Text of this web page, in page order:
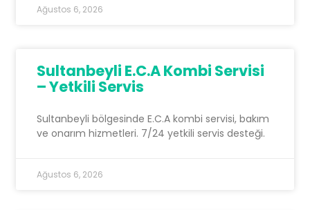
Ağustos 6, 2026
Sultanbeyli E.C.A Kombi Servisi
– Yetkili Servis
Sultanbeyli bölgesinde E.C.A kombi servisi, bakım
ve onarım hizmetleri. 7/24 yetkili servis desteği.
Ağustos 6, 2026